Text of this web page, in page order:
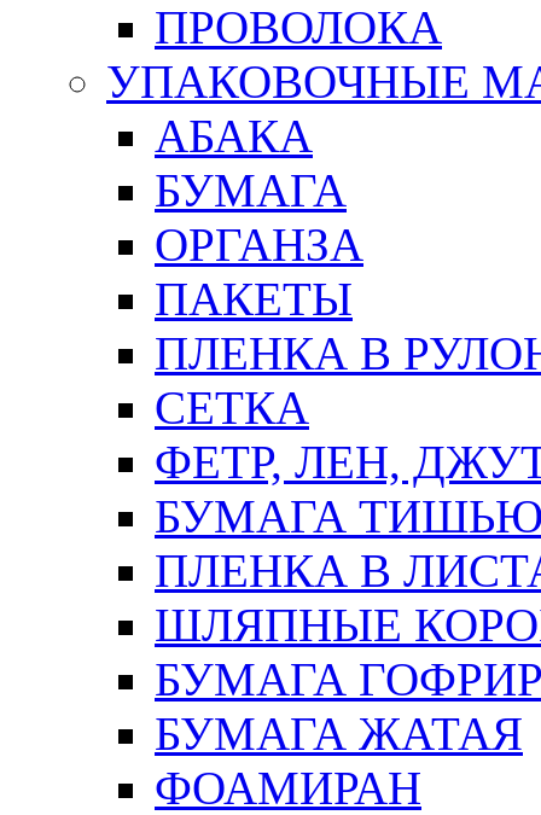
ПРОВОЛОКА
УПАКОВОЧНЫЕ
АБАКА
БУМАГА
ОРГАНЗА
ПАКЕТЫ
ПЛЕНКА В
СЕТКА
ФЕТР, ЛЕН,
БУМАГА
ПЛЕНКА В
ШЛЯПНЫЕ
БУМАГА
БУМАГА ЖАТАЯ
ФОАМИРАН